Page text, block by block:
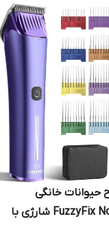
حیوانات خانگی
FuzzyFix Nova PC611VB شارژی با